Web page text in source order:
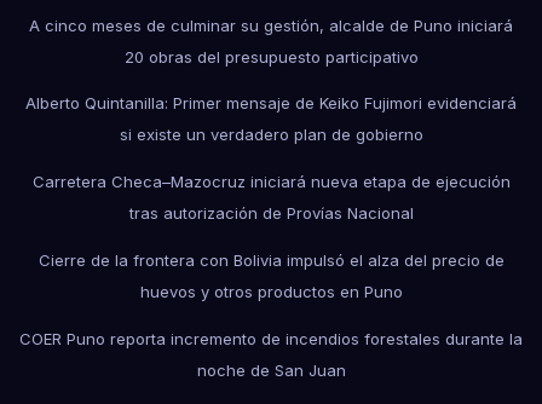
A cinco meses de culminar su gestión, alcalde de Puno iniciará
20 obras del presupuesto participativo
Alberto Quintanilla: Primer mensaje de Keiko Fujimori evidenciará
si existe un verdadero plan de gobierno
Carretera Checa–Mazocruz iniciará nueva etapa de ejecución
tras autorización de Provías Nacional
Cierre de la frontera con Bolivia impulsó el alza del precio de
huevos y otros productos en Puno
COER Puno reporta incremento de incendios forestales durante la
noche de San Juan